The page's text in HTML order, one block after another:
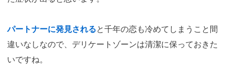
パートナーに発見されると千年の恋も冷めてしまうこと間
違いなしなので、デリケートゾーンは清潔に保っておきた
いですね。